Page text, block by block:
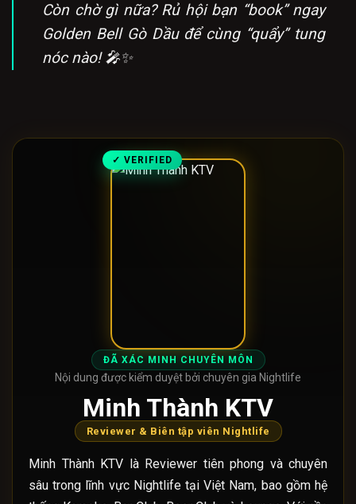
Còn chờ gì nữa? Rủ hội bạn “book” ngay
Golden Bell Gò Dầu để cùng “quẩy” tung
nóc nào! 🎤✨
✓ VERIFIED
ĐÃ XÁC MINH CHUYÊN MÔN
Nội dung được kiểm duyệt bởi chuyên gia Nightlife
Minh Thành KTV
Reviewer & Biên tập viên Nightlife
Minh Thành KTV là Reviewer tiên phong và chuyên
sâu trong lĩnh vực Nightlife tại Việt Nam, bao gồm hệ